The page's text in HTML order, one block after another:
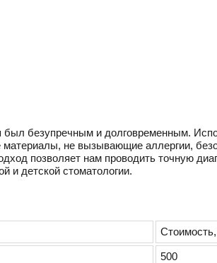
был безупречным и долговременным.
не вызывающие аллергии,
позволяет нам проводить точную
и детской стоматологии.
500